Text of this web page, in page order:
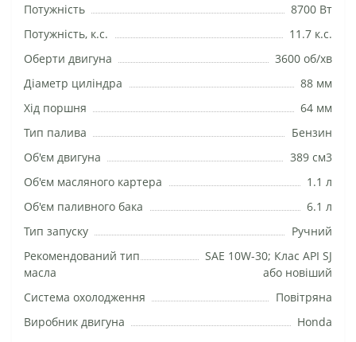
Потужність
8700 Вт
Потужність, к.с.
11.7 к.с.
Оберти двигуна
3600 об/хв
Діаметр циліндра
88 мм
Хід поршня
64 мм
Тип палива
Бензин
Об'єм двигуна
389 см3
Об'єм масляного картера
1.1 л
Об'єм паливного бака
6.1 л
Тип запуску
Ручний
Рекомендований тип
масла
SAE 10W-30; Клас API SJ
або новіший
Система охолодження
Повітряна
Виробник двигуна
Honda